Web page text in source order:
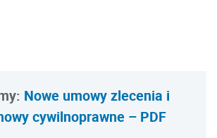
Nowe umowy zlecenia i
cywilnoprawne – PDF